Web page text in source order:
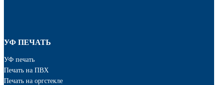
УФ ПЕЧАТЬ
УФ печать
Печать на ПВХ
Печать на оргстекле